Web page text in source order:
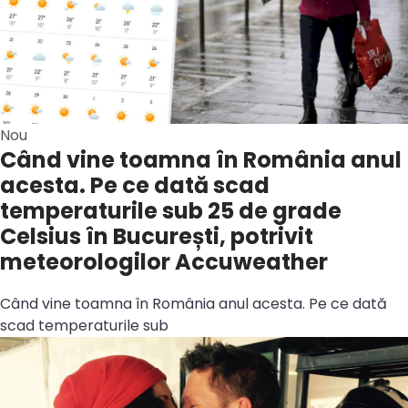
Nou
Când vine toamna în România anul
acesta. Pe ce dată scad
temperaturile sub 25 de grade
Celsius în București, potrivit
meteorologilor Accuweather
Când vine toamna în România anul acesta. Pe ce dată
scad temperaturile sub